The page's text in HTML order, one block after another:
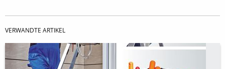
VERWANDTE ARTIKEL